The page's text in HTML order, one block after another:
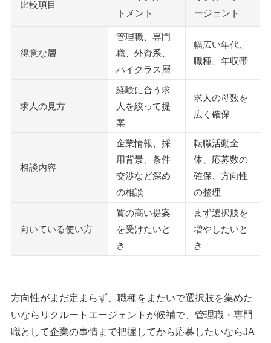
比較項目
トメント
ージェント
得意な層
管理職、専門
職、外資系、
ハイクラス層
幅広い年代、
職種、年収帯
求人の見方
経験に合う求
人を絞って提
案
求人の母数を
広く確保
相談内容
企業情報、採
用背景、条件
交渉など深め
の相談
転職活動全
体、応募数の
確保、方向性
の整理
向いている使い方
質の高い提案
を受けたいと
き
まず選択肢を
増やしたいと
き
方向性がまだ定まらず、職種をまたいで選択肢を集めた
いならリクルートエージェントが候補で、管理職・専門
職として企業の事情まで把握してから応募したいならJA